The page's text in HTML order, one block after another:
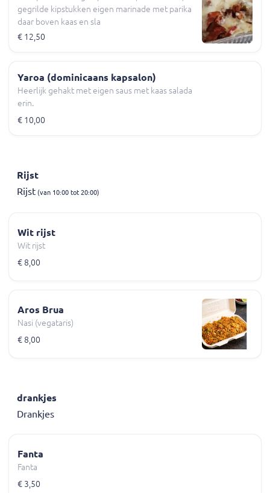
gegrilde kipstukken eigen marinade met parika
daar boven kaas en sla
€ 12,50
Yaroa (dominicaans kapsalon)
Heerlijk gehakt met eigen saus met kaas salada
erin.
€ 10,00
Rijst
Rijst (van 10:00 tot 20:00)
Wit rijst
Wit rijst
€ 8,00
Aros Brua
Nasi (vegataris)
€ 8,00
drankjes
Drankjes
Fanta
Fanta
€ 3,50